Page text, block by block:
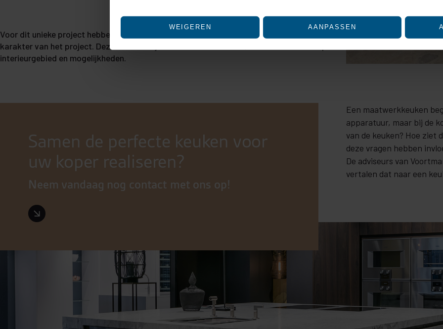
U kunt uw toestemming op elk moment wijzigen of intrekken in de Cookieverklaring.
We gebruiken cookies om content en advertenties te personaliseren, om functies
om ons websiteverkeer te analyseren. Ook delen we informatie over uw gebruik van
voor social media, adverteren en analyse. Deze partners kunnen deze gegevens
WEIGEREN AANPASSEN
Voor dit unieke project hebben we luxe keukens ontworpen die aansluiten bij het kleurrijke
karakter van het project. Deze keukens zijn voorzien van alle luxe, de laatste trends op
interieurgebied en mogelijkheden.
Samen de perfecte keuken voor
uw koper realiseren?
Neem vandaag nog contact met ons op!
Een maatwerkkeuken
apparatuur, maar bij de
van de keuken? Hoe ziet
deze vragen hebben
De adviseurs van
vertalen dat naar een